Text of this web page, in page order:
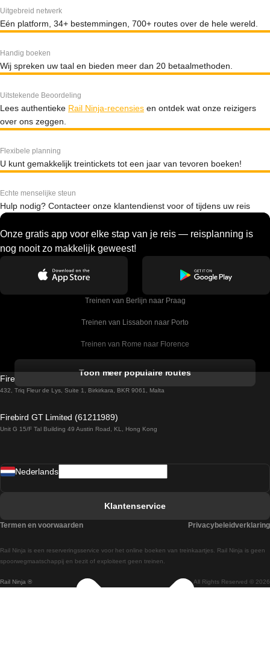
Uitgebreid netwerk
Eén platform, 34+ bestemmingen, 700+ routes over de hele wereld.
Handig boeken
Wij spreken uw taal en bieden meer dan 20 betaalmethoden.
Uitstekende Beoordeling
Lees authentieke Rail Ninja-recensies en ontdek wat onze reizigers
over ons zeggen.
Flexibele planning
U kunt gemakkelijk treintickets tot een jaar van tevoren boeken!
Echte menselijke steun
Hulp nodig? Contacteer onze klantendienst voor of tijdens uw reis
Onze gratis app voor elke stap van je reis — reisplanning is
nog nooit zo makkelijk geweest!
Treinen van Berlijn naar Praag
Treinen van Lissabon naar Porto
Treinen van Rome naar Florence
Treinen van Sevilla naar Barcelona
Treinen van Praag naar Wenen
Treinen van Wenen naar Salzburg
Treinen van Wenen naar Praag
Toon meer populaire routes
Firebird GT Limited (OC 1451)
432, Triq Fleur de Lys, Suite 1, Birkirkara, BKR 9061, Malta
Firebird GT Limited (61211989)
Unit G 15/F Tal Building 49 Austin Road, KL, Hong Kong
Rail Ninja ® All Rights Reserved © 2026
Rail Ninja is een reserveringsservice voor het online boeken van treinkaartjes. Rail Ninja is geen
spoorwegmaatschappij en bezit of exploiteert geen treinen.
Nederlands
Klantenservice
Termen en voorwaarden Privacybeleidverklaring